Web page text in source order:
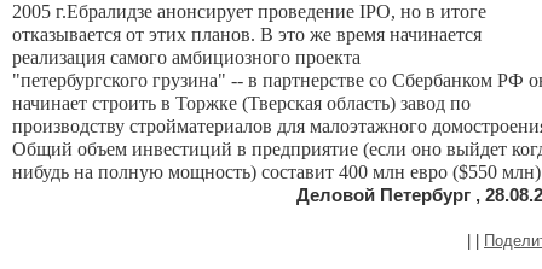
2005 г.Ебралидзе анонсирует проведение IPO, но в итоге
отказывается от этих планов. В это же время начинается
реализация самого амбициозного проекта
"петербургского грузина" -- в партнерстве со Сбербанком РФ
начинает строить в Торжке (Тверская область) завод по
производству стройматериалов для малоэтажного
Общий объем инвестиций в предприятие (если оно выйдет
нибудь на полную мощность) составит 400 млн евро ($550
Деловой Петербург ,